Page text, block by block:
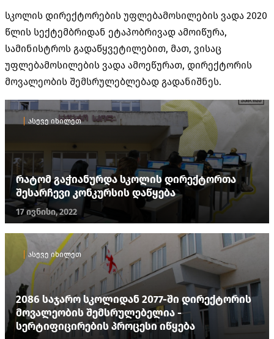
სკოლის დირექტორების უფლებამოსილების ვადა 2020
წლის სექტემბრიდან ეტაპობრივად ამოიწურა,
სამინისტროს გადაწყვეტილებით, მათ, ვისაც
უფლებამოსილების ვადა ამოეწურათ, დირექტორის
მოვალეობის შემსრულებლებად გადანიშნეს.
ასევე იხილეთ
რატომ გაჭიანურდა სკოლის დირექტორთა
შესარჩევი კონკურსის დაწყება
17 ივნისი, 2022
ასევე იხილეთ
2086 საჯარო სკოლიდან 2077-ში დირექტორის
მოვალეობის შემსრულებელია -
სერტიფიცირების პროცესი იწყება